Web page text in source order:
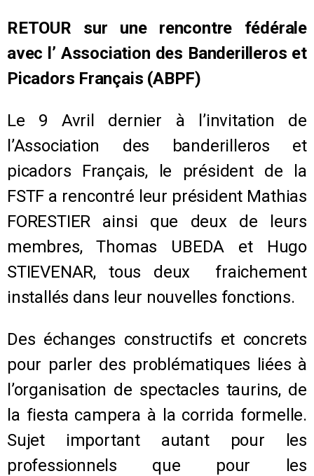
RETOUR sur une rencontre fédérale
avec l’ Association des Banderilleros et
Picadors Français (ABPF)
Le 9 Avril dernier à l’invitation de
l’Association des banderilleros et
picadors Français, le président de la
FSTF a rencontré leur président Mathias
FORESTIER ainsi que deux de leurs
membres, Thomas UBEDA et Hugo
STIEVENAR, tous deux fraichement
installés dans leur nouvelles fonctions.
Des échanges constructifs et concrets
pour parler des problématiques liées à
l’organisation de spectacles taurins, de
la fiesta campera à la corrida formelle.
Sujet important autant pour les
professionnels que pour les